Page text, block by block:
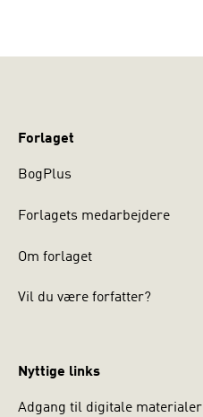
Forlaget
BogPlus
Forlagets medarbejdere
Om forlaget
Vil du være forfatter?
Nyttige links
Adgang til digitale materialer